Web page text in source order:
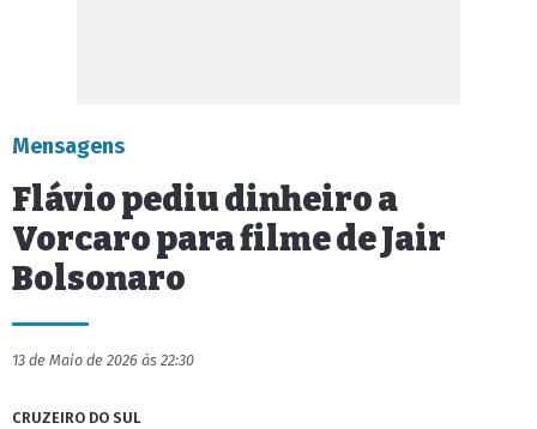
Mensagens
Flávio pediu dinheiro a
Vorcaro para filme de Jair
Bolsonaro
13 de Maio de 2026 às 22:30
CRUZEIRO DO SUL